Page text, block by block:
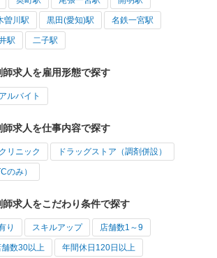
曽川駅 黒田(愛知)駅 名鉄一宮駅
駅 二子駅
求人を雇用形態で探す
ルバイト
求人を仕事内容で探す
リニック ドラッグストア（調剤併設）
のみ）
求人をこだわり条件で探す
り スキルアップ 店舗数1～9
舗数30以上 年間休日120日以上